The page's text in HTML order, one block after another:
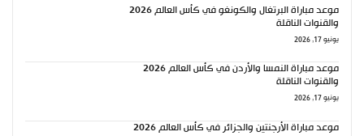
موعد مباراة البرتغال والكونغو في كأس العالم 2026
والقنوات الناقلة
يونيو 17, 2026
موعد مباراة النمسا والأردن في كأس العالم 2026
والقنوات الناقلة
يونيو 17, 2026
موعد مباراة الأرجنتين والجزائر في كأس العالم 2026